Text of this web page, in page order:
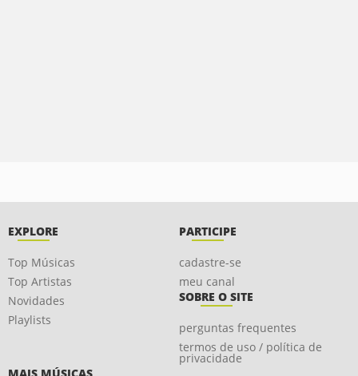
EXPLORE
Top Músicas
Top Artistas
Novidades
Playlists
PARTICIPE
cadastre-se
meu canal
SOBRE O SITE
perguntas frequentes
termos de uso / política de
privacidade
MAIS MÚSICAS